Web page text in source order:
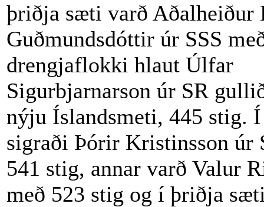
þriðja sæti varð Aðalheiður
Guðmundsdóttir úr SSS
drengjaflokki hlaut Úlfar
Sigurbjarnarson úr SR
nýju Íslandsmeti, 445 stig.
sigraði Þórir Kristinsson úr
541 stig, annar varð Valur
með 523 stig og í þriðja